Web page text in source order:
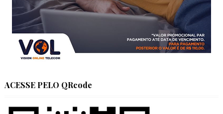
ACESSE PELO QRcode